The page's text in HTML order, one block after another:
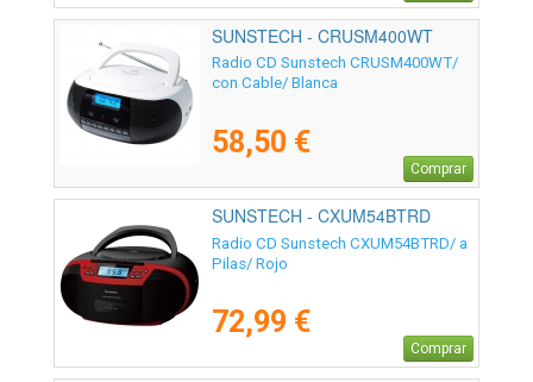
SUNSTECH - CRUSM400WT
Radio CD Sunstech CRUSM400WT/
con Cable/ Blanca
58,50 €
Comprar
SUNSTECH - CXUM54BTRD
Radio CD Sunstech CXUM54BTRD/ a
Pilas/ Rojo
72,99 €
Comprar